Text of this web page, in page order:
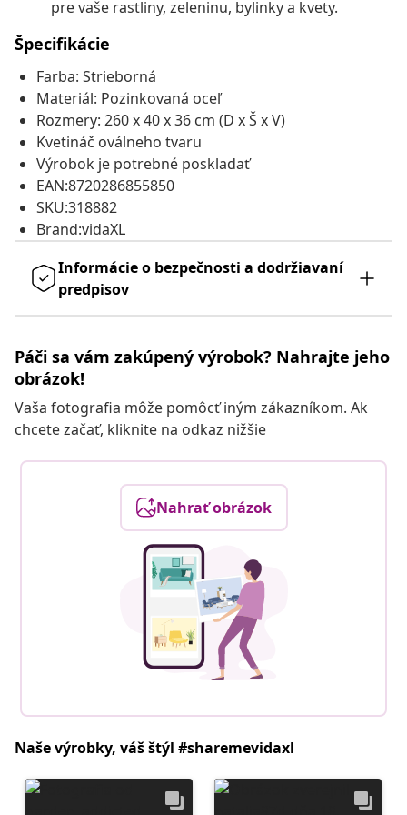
pre vaše rastliny, zeleninu, bylinky a kvety.
Špecifikácie
Farba: Strieborná
Materiál: Pozinkovaná oceľ
Rozmery: 260 x 40 x 36 cm (D x Š x V)
Kvetináč oválneho tvaru
Výrobok je potrebné poskladať
EAN:8720286855850
SKU:318882
Brand:vidaXL
Informácie o bezpečnosti a dodržiavaní
predpisov
Páči sa vám zakúpený výrobok? Nahrajte jeho
obrázok!
Vaša fotografia môže pomôcť iným zákazníkom. Ak
chcete začať, kliknite na odkaz nižšie
Nahrať obrázok
Naše výrobky, váš štýl #sharemevidaxl